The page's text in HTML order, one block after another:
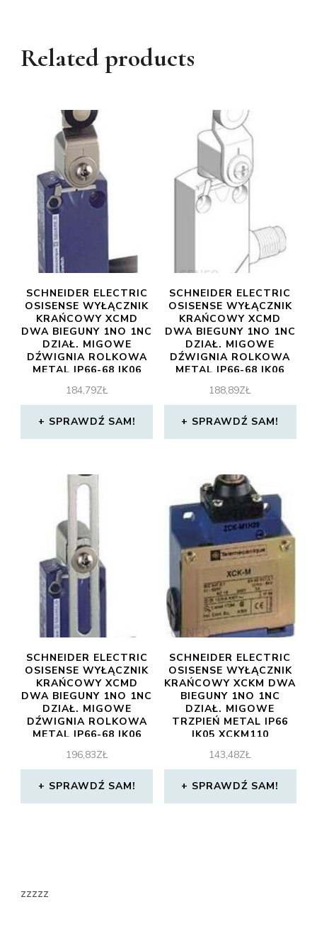
Related products
SCHNEIDER ELECTRIC
OSISENSE WYŁĄCZNIK
KRAŃCOWY XCMD
DWA BIEGUNY 1NO 1NC
DZIAŁ. MIGOWE
DŹWIGNIA ROLKOWA
METAL IP66-68 IK06
184,79ZŁ
SPRAWDŹ SAM!
SCHNEIDER ELECTRIC
OSISENSE WYŁĄCZNIK
KRAŃCOWY XCMD
DWA BIEGUNY 1NO 1NC
DZIAŁ. MIGOWE
DŹWIGNIA ROLKOWA
METAL IP66-68 IK06
188,89ZŁ
SPRAWDŹ SAM!
SCHNEIDER ELECTRIC
OSISENSE WYŁĄCZNIK
KRAŃCOWY XCMD
DWA BIEGUNY 1NO 1NC
DZIAŁ. MIGOWE
DŹWIGNIA ROLKOWA
METAL IP66-68 IK06
196,83ZŁ
SPRAWDŹ SAM!
SCHNEIDER ELECTRIC
OSISENSE WYŁĄCZNIK
KRAŃCOWY XCKM DWA
BIEGUNY 1NO 1NC
DZIAŁ. MIGOWE
TRZPIEŃ METAL IP66
IK05 XCKM110
143,48ZŁ
SPRAWDŹ SAM!
zzzzz